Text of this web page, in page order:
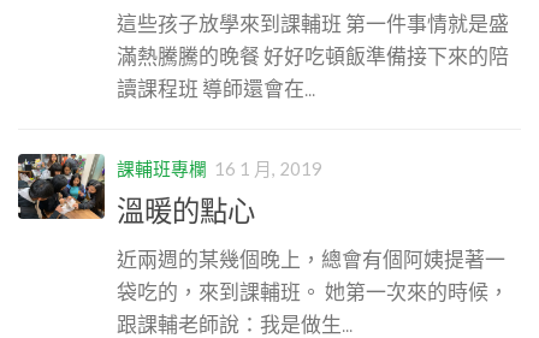
這些孩子放學來到課輔班 第一件事情就是盛
滿熱騰騰的晚餐 好好吃頓飯準備接下來的陪
讀課程班 導師還會在...
課輔班專欄 16 1 月, 2019
溫暖的點心
近兩週的某幾個晚上，總會有個阿姨提著一
袋吃的，來到課輔班。 她第一次來的時候，
跟課輔老師說：我是做生...